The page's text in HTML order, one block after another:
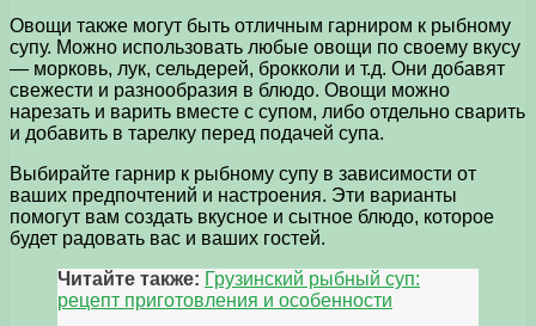
Овощи также могут быть отличным гарниром к рыбному
супу. Можно использовать любые овощи по своему вкусу
— морковь, лук, сельдерей, брокколи и т.д. Они добавят
свежести и разнообразия в блюдо. Овощи можно
нарезать и варить вместе с супом, либо отдельно сварить
и добавить в тарелку перед подачей супа.
Выбирайте гарнир к рыбному супу в зависимости от
ваших предпочтений и настроения. Эти варианты
помогут вам создать вкусное и сытное блюдо, которое
будет радовать вас и ваших гостей.
Читайте также: Грузинский рыбный суп:
рецепт приготовления и особенности